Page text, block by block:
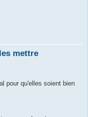
mettre
pour qu'elles soient bien